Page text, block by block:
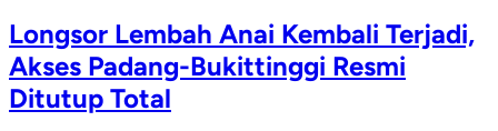
Longsor Lembah Anai Kembali Terjadi,
Akses Padang-Bukittinggi Resmi
Ditutup Total